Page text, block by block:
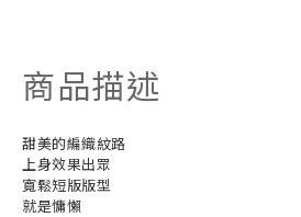
商品描述
甜美的編織紋路
上身效果出眾
寬鬆短版版型
就是慵懶